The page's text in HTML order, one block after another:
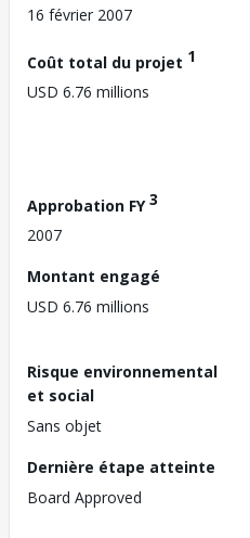
16 février 2007
Coût total du projet 1
USD 6.76 millions
Approbation FY3
2007
Montant engagé
USD 6.76 millions
Risque environnemental
et social
Sans objet
Dernière étape atteinte
Board Approved